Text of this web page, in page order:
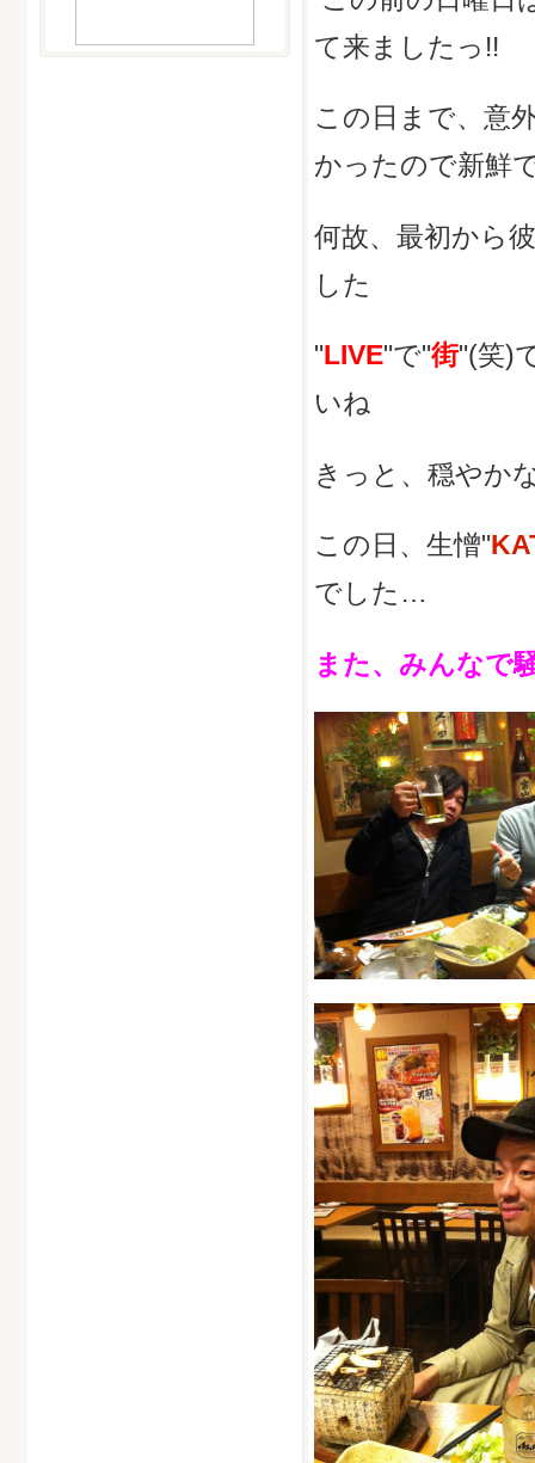
て来ましたっ!!
この日まで、意
かったので新鮮
何故、最初から
した
"LIVE"で"街"(笑)
いね
きっと、穏やか
この日、生憎"
でした…
また、みんなで